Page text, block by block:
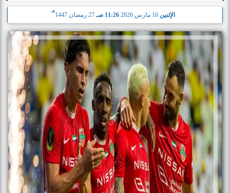
الإثنين 11:26 صـ 27 رمضان 1447
هـ